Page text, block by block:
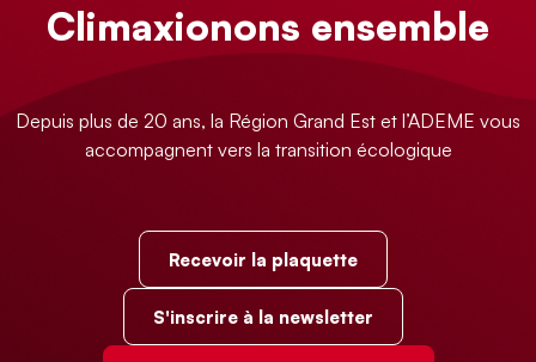
Climaxionons ensemble
Depuis plus de 20 ans, la Région Grand Est et l’ADEME vous
accompagnent vers la transition écologique
Recevoir la plaquette
S'inscrire à la newsletter